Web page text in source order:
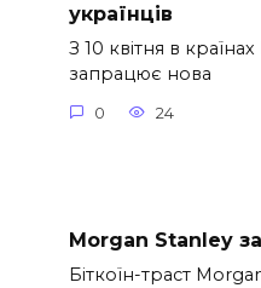
українців
З 10 квітня в
запрацює нова
0 24
Morgan Stanley
Біткоїн-траст